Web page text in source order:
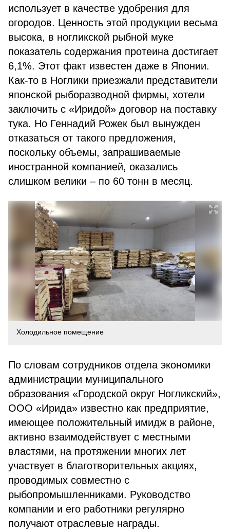
использует в качестве удобрения для
огородов. Ценность этой продукции весьма
высока, в ногликской рыбной муке
показатель содержания протеина достигает
6,1%. Этот факт известен даже в Японии.
Как-то в Ноглики приезжали представители
японской рыборазводной фирмы, хотели
заключить с «Иридой» договор на поставку
тука. Но Геннадий Рожек был вынужден
отказаться от такого предложения,
поскольку объемы, запрашиваемые
иностранной компанией, оказались
слишком велики – по 60 тонн в месяц.
Холодильное помещение
По словам сотрудников отдела экономики
администрации муниципального
образования «Городской округ Ногликский»,
ООО «Ирида» известно как предприятие,
имеющее положительный имидж в районе,
активно взаимодействует с местными
властями, на протяжении многих лет
участвует в благотворительных акциях,
проводимых совместно с
рыбопромышленниками. Руководство
компании и его работники регулярно
получают отраслевые награды.